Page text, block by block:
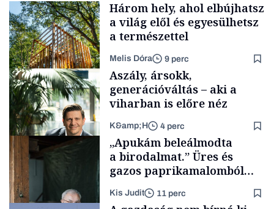
Longevity
Három hely, ahol elbújhatsz
a világ elől és egyesülhetsz
a természettel
Melis Dóra 9 perc
TÁMOGATÓI
Aszály, ársokk,
generációváltás – aki a
viharban is előre néz
K&amp;H 4 perc
„Apukám beleálmodta
a birodalmat.” Üres és
gazos paprikamalomból
lett az igazi családi
fűszersztori
Kis Judit 11 perc